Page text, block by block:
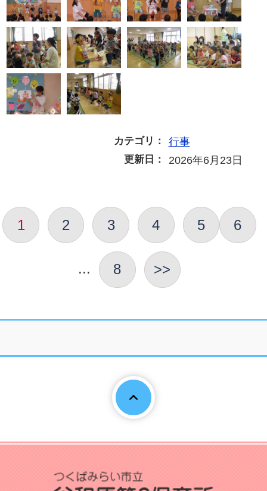
カテゴリ： 行事
更新日： 2026年6月23日
1 2 3 4 5 6
... 8 >>